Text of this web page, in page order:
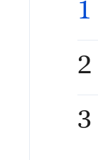
1
2
3